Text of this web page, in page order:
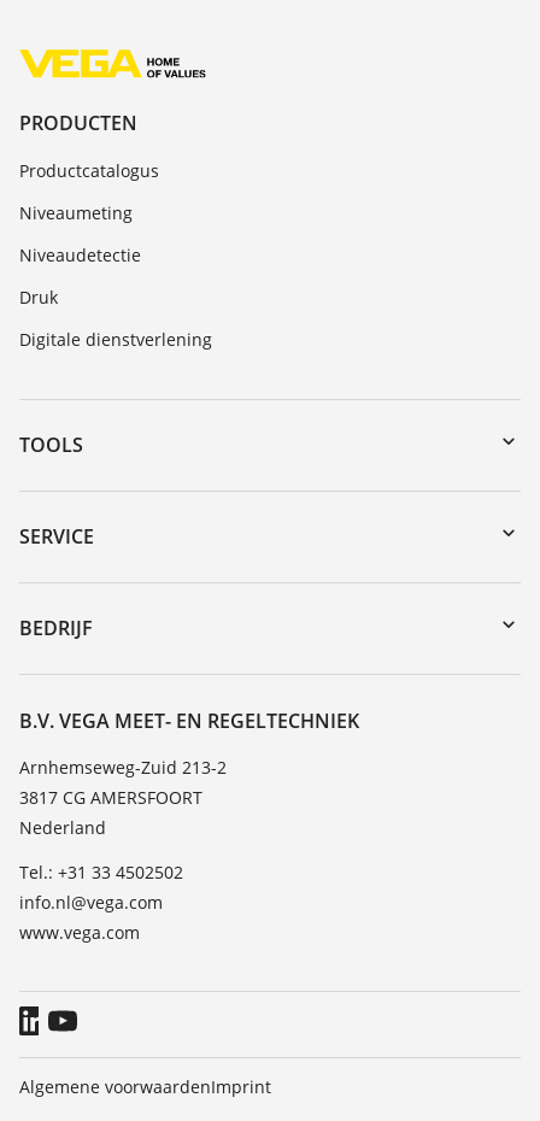
PRODUCTEN
Productcatalogus
Niveaumeting
Niveaudetectie
Druk
Digitale dienstverlening
TOOLS
myVEGA
Downloads
DTM Collection/PACTware
SERVICE
Reparatieformulier instrument
Seminars
Bestendigheidslijst
TeamViewer
BEDRIJF
Vacature
Over VEGA
Contact
Nieuws
Persberichten
Blog
B.V. VEGA MEET- EN REGELTECHNIEK
Arnhemseweg-Zuid 213-2
3817 CG AMERSFOORT
Nederland
Tel.: +31 33 4502502
info.nl@vega.com
www.vega.com
Algemene voorwaardenImprint